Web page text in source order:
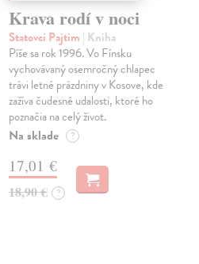
Krava rodí v noci
Statovci Pajtim | Kniha
Píše sa rok 1996. Vo Fínsku
vychovávaný osemročný chlapec
trávi letné prázdniny v Kosove, kde
zažíva čudesné udalosti, ktoré ho
poznačia na celý život.
Na sklade ?
17,01 €
18,90 € ?